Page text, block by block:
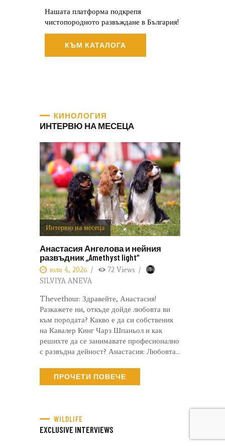
Нашата платформа подкрепя
чистопородното развъждане в България!
КЪМ КАТАЛОГА
КИНОЛОГИЯ
ИНТЕРВЮ НА МЕСЕЦА
Интервю на месеца
Анастасия Ангелова и нейния
развъдник „Amethyst light“
юли 4, 2026 72 Views
SILVIYA ANEVA
Thevethour: Здравейте, Анастасия!
Разкажете ни, откъде дойде любовта ви
към породата? Какво е да си собственик
на Кавалер Кинг Чарз Шпаньол и как
решихте да се занимавате професионално
с развъдна дейност? Анастасия: Любовта…
ПРОЧЕТИ ПОВЕЧЕ
WILDLIFE
EXCLUSIVE INTERVIEWS